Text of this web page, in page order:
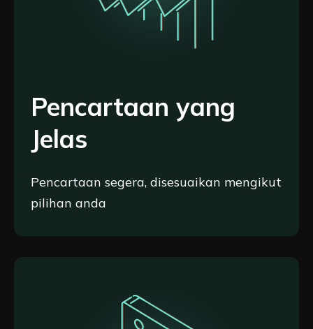
Pencartaan yang
Jelas
Pencartaan segera, disesuaikan mengikut
pilihan anda